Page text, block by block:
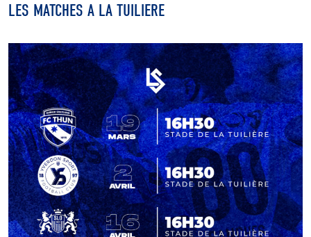
LES MATCHES A LA TUILIERE